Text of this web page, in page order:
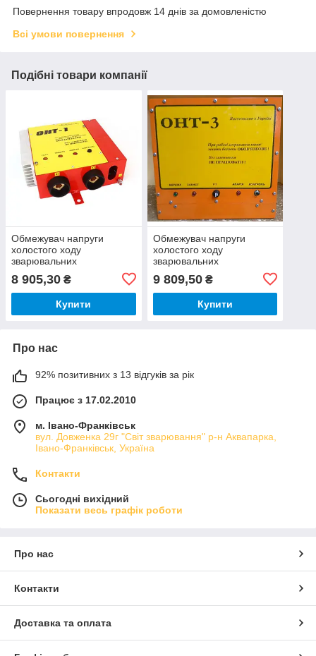
Повернення товару впродовж 14 днів за домовленістю
Всі умови повернення
Подібні товари компанії
Обмежувач напруги
холостого ходу
зварювальних
трансформаторів ОНТ-1
8 905,30 ₴
Купити
Обмежувач напруги
холостого ходу
зварювальних
трансформаторів ОНТ-3
Forsage
9 809,50₴
Купити
Про нас
92% позитивних з 13 відгуків за рік
Працює з 17.02.2010
м. Івано-Франківськ
вул. Довженка 29г "Світ зварювання" р-н Аквапарка,
Івано-Франківськ, Україна
Контакти
Сьогодні вихідний
Показати весь графік роботи
Про нас
Контакти
Доставка та оплата